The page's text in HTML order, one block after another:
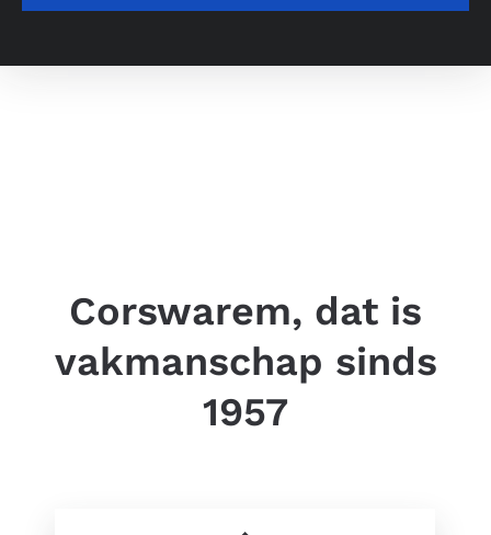
Corswarem, dat is
vakmanschap sinds
1957